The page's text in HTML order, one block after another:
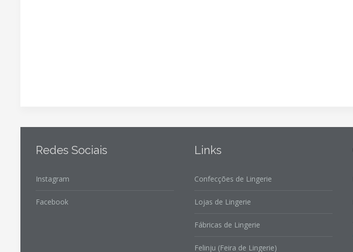
Redes Sociais
Instagram
Facebook
Links
Confecções de Lingerie
Lojas de Lingerie
Fábricas de Lingerie
Felinju (Feira de Lingerie)